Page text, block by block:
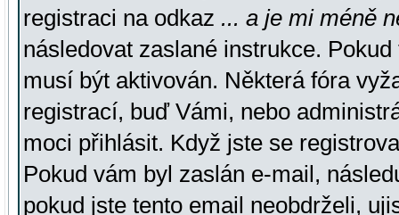
registraci na odkaz ... a je mi méně
následovat zaslané instrukce.
musí být aktivován. Některá fóra
registrací, buď Vámi, nebo
moci přihlásit. Když jste se
Pokud vám byl zaslán e-mail,
pokud jste tento email neobdrželi,